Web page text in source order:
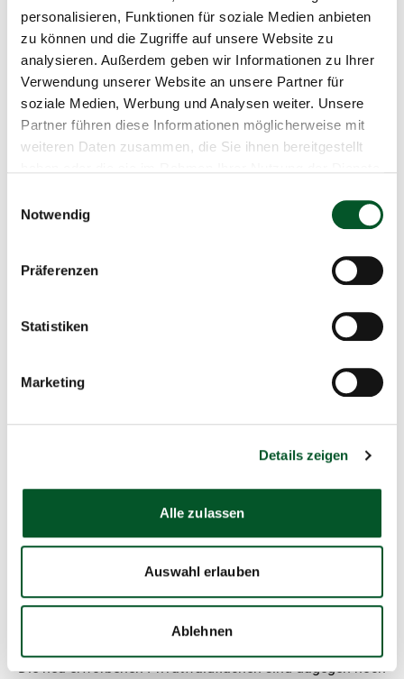
personalisieren, Funktionen für soziale Medien anbieten
zu können und die Zugriffe auf unsere Website zu
analysieren. Außerdem geben wir Informationen zu Ihrer
Verwendung unserer Website an unsere Partner für
soziale Medien, Werbung und Analysen weiter. Unsere
Partner führen diese Informationen möglicherweise mit
weiteren Daten zusammen, die Sie ihnen bereitgestellt
Notwendig
Präferenzen
Statistiken
Marketing
Details zeigen
Alle zulassen
Auswahl erlauben
Ablehnen
Kartenansicht des Projektes
Diese Inhalte können nicht angezeigt werden, da die
Marketing-Cookies abgelehnt wurden. Klicken Siehier,
um die Cookies zu akzeptieren und den Inhalt
Bergbaufolgelandschaften stellen ein wichtiges
beendet ist. Abgesichert durch den Flächenerwerb der
eigendynamisch entwickelt. Offene Sandflächen,
halboffene Ginsterheiden und Grasfluren, Kiefern-Birken-
Aspen-Sukzessionswälder und Tagebauseen bilden
Vielzahl an seltenen und bedrohten Tier- und
Pflanzenarten Lebensraum.
Die neu erworbenen Privatwaldflächen sind dagegen noch